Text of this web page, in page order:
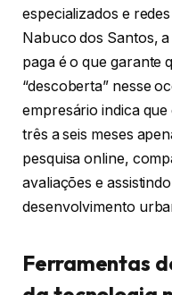
especializados e
Nabuco dos Santos,
paga é o que garante
“descoberta” nesse
empresário indica que
três a seis meses
pesquisa online,
avaliações e
desenvolvimento
Ferramentas